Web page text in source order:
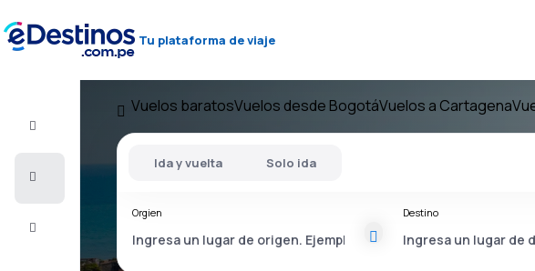
Tu plataforma de viaje
Vuelos baratosVuelos desde BogotáVuelos a Cartagena
Ida y vuelta Solo ida
Orgien Destino